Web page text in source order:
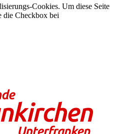
Cookies. Um diese Seite
die Checkbox bei